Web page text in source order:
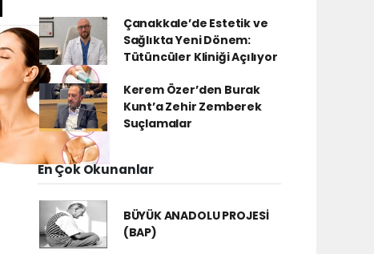
Çanakkale’de Estetik ve
Sağlıkta Yeni Dönem:
Tütüncüler Kliniği Açılıyor
Kerem Özer’den Burak
Kunt’a Zehir Zemberek
Suçlamalar
En Çok Okunanlar
BÜYÜK ANADOLU PROJESİ
(BAP)